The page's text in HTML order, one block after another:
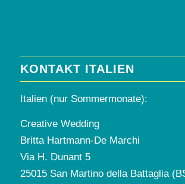
KONTAKT ITALIEN
Italien (nur Sommermonate):
Creative Wedding
Britta Hartmann-De Marchi
Via H. Dunant 5
25015 San Martino della Battaglia